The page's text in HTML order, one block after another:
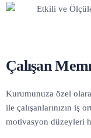
Çalışan
Kurumunuza özel
ile çalışanlarınızın iş
motivasyon düzeyleri